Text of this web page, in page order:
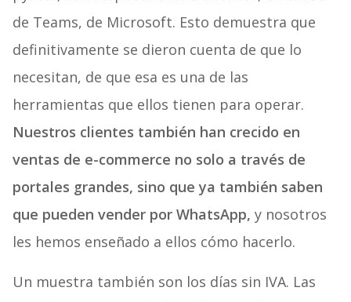
de Teams, de Microsoft. Esto demuestra que
definitivamente se dieron cuenta de que lo
necesitan, de que esa es una de las
herramientas que ellos tienen para operar.
Nuestros clientes también han crecido en
ventas de e-commerce no solo a través de
portales grandes, sino que ya también saben
que pueden vender por WhatsApp, y nosotros
les hemos enseñado a ellos cómo hacerlo.
Un muestra también son los días sin IVA. Las